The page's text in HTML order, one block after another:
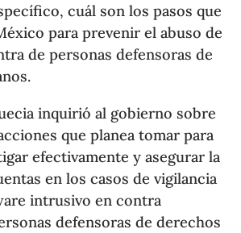
cuál son los pasos que
para prevenir el abuso de
de personas defensoras de
inquirió al gobierno sobre
que planea tomar para
efectivamente y asegurar la
en los casos de vigilancia
intrusivo en contra
defensoras de derechos